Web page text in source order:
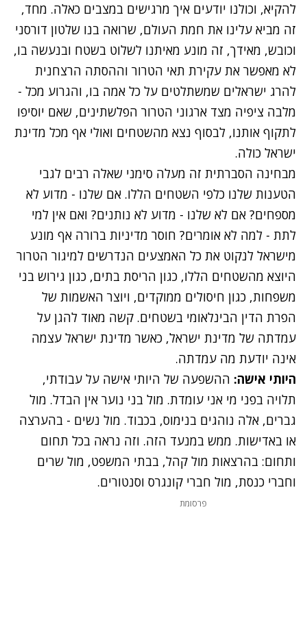
להקיא, וכולנו יודעים איך מרגישים במצבים כאלה. מחד,
זה מביא עלינו את חמת העולם, שרואה בנו שלטון דורסני
וכובש, מאידך, זה מונע מאיתנו לשלוט בשטח ובנעשה בו,
לא מאפשר את עקירת תאי הטרור וההסתה הרצחנית
להרג ישראלים שמשתלטים על כל אמה בו, והגרוע מכל -
מלבה ציפיה מצד ארגוני הטרור הפלשתינים, שאם יוסיפו
לתקוף אותנו, לבסוף נצא מהשטחים ואולי אף מכל מדינת
ישראל כולה.
מבחינה הסברתית זה מעלה סימני שאלה רבים לגבי
הטענות שלנו כלפי השטחים הללו. אם שלנו - מדוע לא
מספחים? אם לא שלנו - מדוע לא נותנים? ואם אין למי
לתת - למה לא אומרים? חוסר מדיניות ברורה אף מונע
מישראל לנקוט את כל האמצעים הנדרשים למיגור הטרור
היוצא מהשטחים הללו, כגון הריסת בתים, כגון גירוש בני
משפחות, כגון חיסולים ממוקדים, ויוצר האשמות של
הפרת הדין הבינלאומי בשטחים. קשה מאוד להגן על
עמדתה של מדינת ישראל, כאשר מדינת ישראל עצמה
אינה יודעת מה עמדתה.
היותי אישה: ההשפעה של היותי אישה על עבודתי,
תלויה בפני מי אני עומדת. מול בני נוער אין הבדל. מול
גברים, אלה נוהגים בנימוס, בכבוד. מול נשים - בהערצה
או באדישות. ממש במנעד הזה. וזה נראה בכל תחום
ותחום: בהרצאות מול קהל, בבתי המשפט, מול שרים
וחברי כנסת, מול חברי קונגרס וסנטורים.
פרסומת